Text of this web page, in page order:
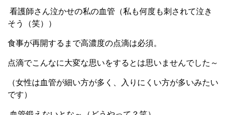
看護師さん泣かせの私の血管（私も何度も刺されて泣き
そう（笑））
食事が再開するまで高濃度の点滴は必須。
点滴でこんなに大変な思いをするとは思いませんでした～
（女性は血管が細い方が多く、入りにくい方が多いみたい
です）